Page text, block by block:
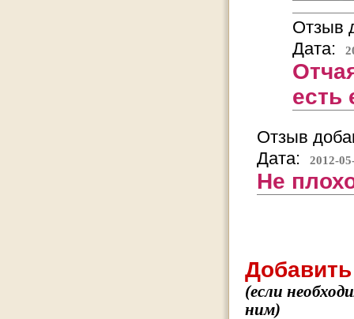
Отзыв
Дата:
есть
Отзыв
Дата:
2012-
Не
(если
ним)